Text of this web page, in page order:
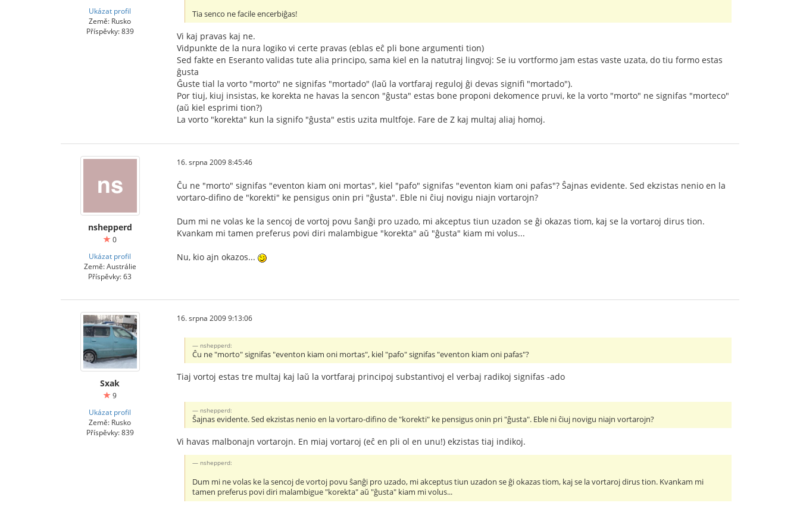
Ukázat profil
Země: Rusko
Příspěvky: 839
Tia senco ne facile encerbiĝas!
Vi kaj pravas kaj ne.
Vidpunkte de la nura logiko vi certe pravas (eblas eĉ pli bone argumenti tion)
Sed fakte en Eseranto validas tute alia principo, sama kiel en la natutraj lingvoj: Se iu vortformo jam estas vaste uzata, do tiu formo estas
ĝusta
Ĝuste tial la vorto "morto" ne signifas "mortado" (laŭ la vortfaraj reguloj ĝi devas signifi "mortado").
Por tiuj, kiuj insistas, ke korekta ne havas la sencon "ĝusta" estas bone proponi dekomence pruvi, ke la vorto "morto" ne signifas "morteco"
(aŭ kiel esprimi tion?)
La vorto "korekta" kun la signifo "ĝusta" estis uzita multfoje. Fare de Z kaj multaj aliaj homoj.
nshepperd
0
Ukázat profil
Země: Austrálie
Příspěvky: 63
16. srpna 2009 8:45:46
Ĉu ne "morto" signifas "eventon kiam oni mortas", kiel "pafo" signifas "eventon kiam oni pafas"? Ŝajnas evidente. Sed ekzistas nenio en la
vortaro-difino de "korekti" ke pensigus onin pri "ĝusta". Eble ni ĉiuj novigu niajn vortarojn?
Dum mi ne volas ke la sencoj de vortoj povu ŝanĝi pro uzado, mi akceptus tiun uzadon se ĝi okazas tiom, kaj se la vortaroj dirus tion.
Kvankam mi tamen preferus povi diri malambigue "korekta" aŭ "ĝusta" kiam mi volus...
Nu, kio ajn okazos...
Sxak
9
Ukázat profil
Země: Rusko
Příspěvky: 839
16. srpna 2009 9:13:06
nshepperd:
Ĉu ne "morto" signifas "eventon kiam oni mortas", kiel "pafo" signifas "eventon kiam oni pafas"?
Tiaj vortoj estas tre multaj kaj laŭ la vortfaraj principoj substantivoj el verbaj radikoj signifas -ado
nshepperd:
Ŝajnas evidente. Sed ekzistas nenio en la vortaro-difino de "korekti" ke pensigus onin pri "ĝusta". Eble ni ĉiuj novigu niajn vortarojn?
Vi havas malbonajn vortarojn. En miaj vortaroj (eĉ en pli ol en unu!) ekzistas tiaj indikoj.
nshepperd:
Dum mi ne volas ke la sencoj de vortoj povu ŝanĝi pro uzado, mi akceptus tiun uzadon se ĝi okazas tiom, kaj se la vortaroj dirus tion. Kvankam mi
tamen preferus povi diri malambigue "korekta" aŭ "ĝusta" kiam mi volus...